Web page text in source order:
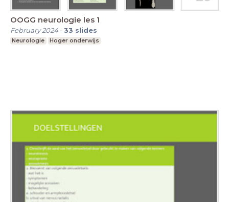
OOGG neurologie les 1
February 2024-33 slides
Neurologie Hoger onderwijs